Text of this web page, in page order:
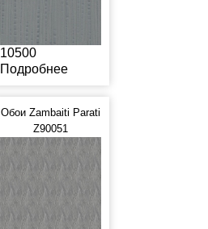
10500
Подробнее
Обои Zambaiti Parati
Z90051